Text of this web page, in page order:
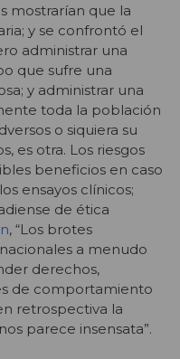
mostrarían que la
y se confrontó el
administrar una
que sufre una
y administrar una
toda la población
o siquiera su
es otra. Los riesgos
beneficios en caso
ensayos clínicos;
de ética
, “Los brotes
a menudo
derechos,
de comportamiento
retrospectiva la
parece insensata”.